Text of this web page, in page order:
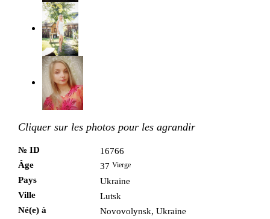
Cliquer sur les photos pour les agrandir
№ ID
16766
Âge
37 Vierge
Pays
Ukraine
Ville
Lutsk
Né(e) à
Novovolynsk, Ukraine